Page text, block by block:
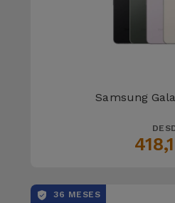
Samsung
36 MESES